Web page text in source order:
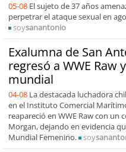
05-08 El sujeto de 37 años
perpetrar el ataque sexual en
soysanantonio
Exalumna de San
regresó a WWE
mundial
04-08 La destacada luchadora
en el Instituto Comercial
reapareció en WWE Raw con
Morgan, dejando en evidencia
Mundial Femenino.
soy